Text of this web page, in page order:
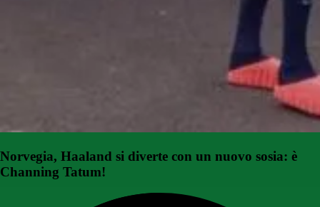
Norvegia, Haaland si diverte con un nuovo sosia: è
Channing Tatum!